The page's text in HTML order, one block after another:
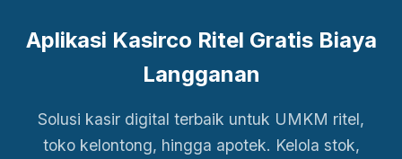
Aplikasi Kasirco Ritel Gratis Biaya
Langganan
Solusi kasir digital terbaik untuk UMKM ritel,
toko kelontong, hingga apotek. Kelola stok,